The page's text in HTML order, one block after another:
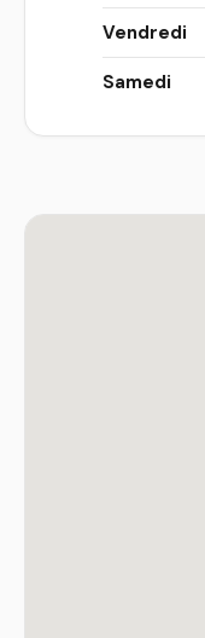
Vendredi
Samedi